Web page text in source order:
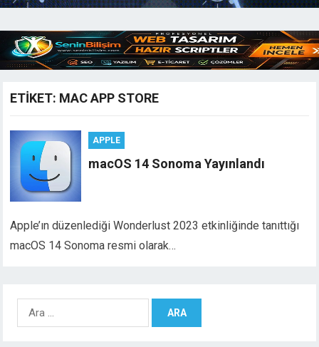
ETIKET: MAC APP STORE
APPLE
macOS 14 Sonoma Yayınlandı
Apple’ın düzenlediği Wonderlust 2023 etkinliğinde tanıttığı
macOS 14 Sonoma resmi olarak…
Arama: